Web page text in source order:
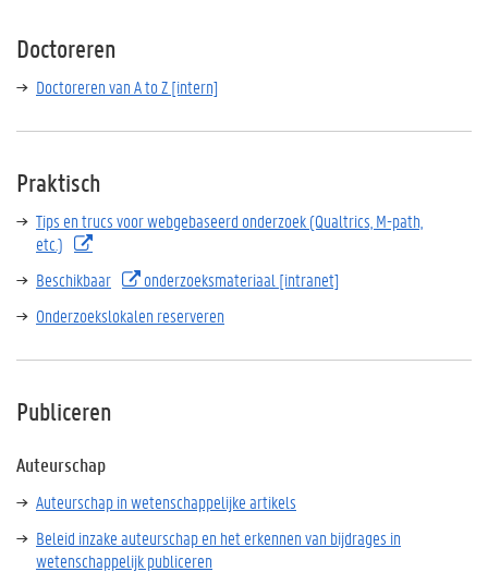
Doctoreren
Doctoreren van A to Z [intern]
Praktisch
Tips en trucs voor webgebaseerd onderzoek (Qualtrics, M-path,
etc.)
Beschikbaar
onderzoeksmateriaal [intranet]
Onderzoekslokalen reserveren
Publiceren
Auteurschap
Auteurschap in wetenschappelijke artikels
Beleid inzake auteurschap en het erkennen van bijdrages in
wetenschappelijk publiceren